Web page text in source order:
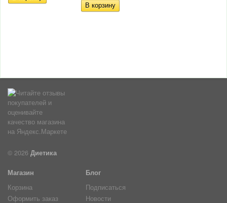
© 2026 Диетика
Магазин
Корзина
Оформить заказ
Блог
Подписаться
Новости